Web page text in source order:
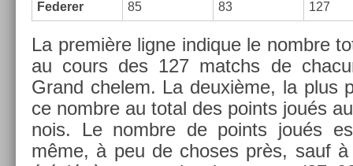
Feder­er 85 83 127
La première ligne in­dique le nombre
au cours des 127 matchs de
Grand chelem. La deuxième, la plus
ce nombre au total des points joués
nois. Le nombre de points joués
même, à peu de choses près, sauf